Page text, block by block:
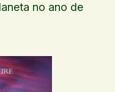
no ano de